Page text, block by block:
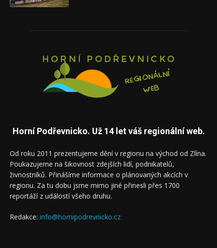
Horní Podřevnicko. Už 14 let váš regionální web.
Od roku 2011 prezentujeme dění v regionu na východ od Zlína.
Poukazujeme na šikovnost zdejších lidí, podnikatelů,
živnostníků. Přinášíme informace o plánovaných akcích v
regionu. Za tu dobu jsme mimo jiné přinesli přes 1700
reportáží z událostí všeho druhu.
Redakce: info@hornipodrevnicko.cz